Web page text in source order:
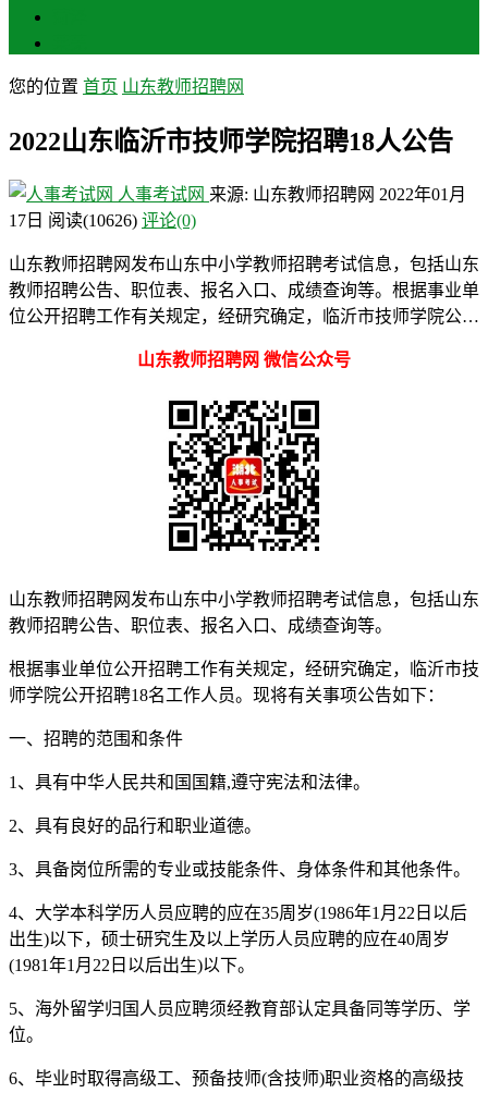
您的位置 首页 山东教师招聘网
2022山东临沂市技师学院招聘18人公告
人事考试网 来源: 山东教师招聘网 2022年01月
17日 阅读(10626) 评论(0)
山东教师招聘网发布山东中小学教师招聘考试信息，包括山东
教师招聘公告、职位表、报名入口、成绩查询等。根据事业单
位公开招聘工作有关规定，经研究确定，临沂市技师学院公…
山东教师招聘网 微信公众号
山东教师招聘网发布山东中小学教师招聘考试信息，包括山东
教师招聘公告、职位表、报名入口、成绩查询等。
根据事业单位公开招聘工作有关规定，经研究确定，临沂市技
师学院公开招聘18名工作人员。现将有关事项公告如下：
一、招聘的范围和条件
1、具有中华人民共和国国籍,遵守宪法和法律。
2、具有良好的品行和职业道德。
3、具备岗位所需的专业或技能条件、身体条件和其他条件。
4、大学本科学历人员应聘的应在35周岁(1986年1月22日以后
出生)以下，硕士研究生及以上学历人员应聘的应在40周岁
(1981年1月22日以后出生)以下。
5、海外留学归国人员应聘须经教育部认定具备同等学历、学
位。
6、毕业时取得高级工、预备技师(含技师)职业资格的高级技